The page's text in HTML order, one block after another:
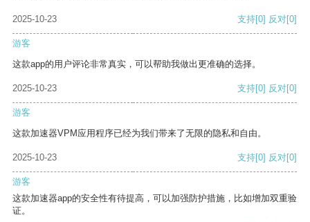
2025-10-23 支持[0] 反对[0]
游客
这款app的用户评论非常真实，可以帮助我做出更准确的选择。
2025-10-23 支持[0] 反对[0]
游客
这款加速器VPM应用程序已经为我们带来了无限的隐私和自由。
2025-10-23 支持[0] 反对[0]
游客
这款加速器app的安全性有待提高，可以加强防护措施，比如增加双重验
证。